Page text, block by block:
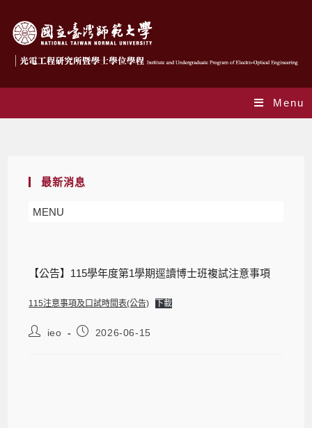
Menu
最新消息
MENU
【公告】115學年度第1學期逕讀博士班複試注意事項
115注意事項及口試時間表(公告) 下載
ieo 2026-06-15